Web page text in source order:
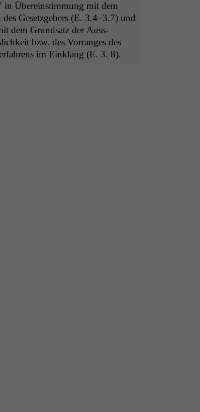
in Übere­in­stim­mung mit dem
Geset­zge­bers (E. 3.4–3.7) und
dem Grund­satz der Auss­
bzw. des Vor­ranges des
im Ein­klang (E. 3. 8).